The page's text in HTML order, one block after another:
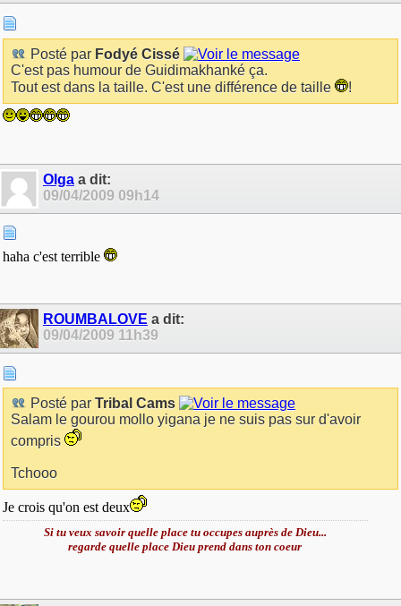
Posté par Fodyé Cissé
C'est pas humour de Guidimakhanké ça.
Tout est dans la taille. C'est une différence de taille
!
Olga a dit:
09/04/2009 09h14
haha c'est terrible
ROUMBALOVE a dit:
09/04/2009 11h39
Posté par Tribal Cams
Salam le gourou mollo yigana je ne suis pas sur d'avoir
compris
Tchooo
Je crois qu'on est deux
Si tu veux savoir quelle place tu occupes auprès de Dieu...
regarde quelle place Dieu prend dans ton coeur